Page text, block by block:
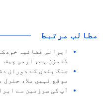
مطالب مرتبط
ایرانی فضائیہ
گامزن ہے، آرمی چیف
جنگ بندی کے دوران
موقع نہیں ملا، جنرل
آپ کی سرزمین سے